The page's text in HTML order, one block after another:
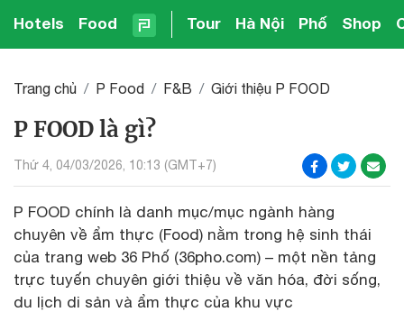
Hotels Food Tour Hà Nội Phố Shop
Trang chủ P Food F&B Giới thiệu P FOOD
P FOOD là gì?
Thứ 4, 04/03/2026, 10:13 (GMT+7)
P FOOD chính là danh mục/mục ngành hàng
chuyên về ẩm thực (Food) nằm trong hệ sinh thái
của trang web 36 Phố (36pho.com) – một nền tảng
trực tuyến chuyên giới thiệu về văn hóa, đời sống,
du lịch di sản và ẩm thực của khu vực